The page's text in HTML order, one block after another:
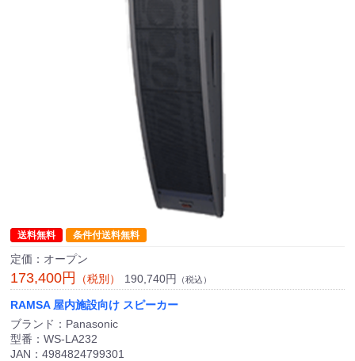
送料無料 条件付送料無料
定価：オープン
173,400円 （税別） 190,740円 （税込）
RAMSA 屋内施設向け スピーカー
ブランド：Panasonic
型番：WS-LA232
JAN：4984824799301